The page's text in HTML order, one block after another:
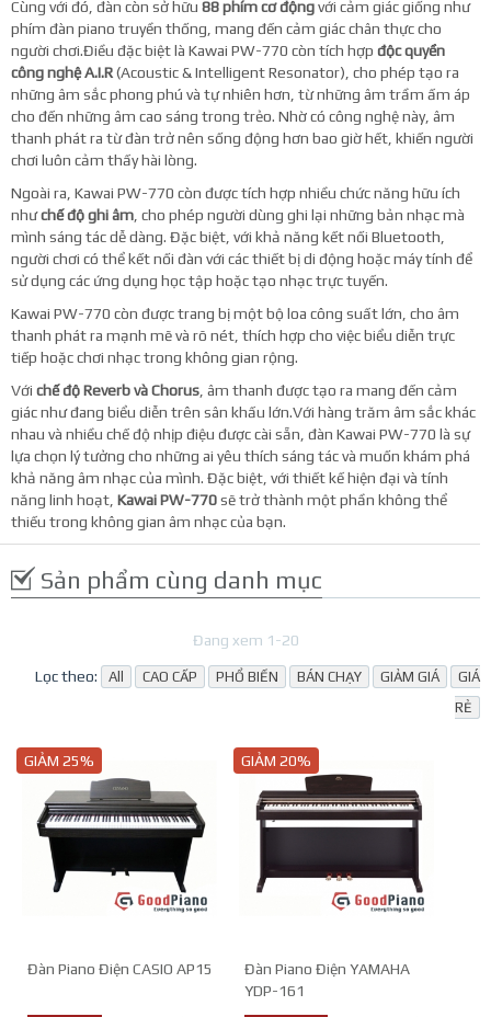
Cùng với đó, đàn còn sở hữu 88 phím cơ độngvới cảm giác giống như
phím đàn piano truyền thống, mang đến cảm giác chân thực cho
người chơi.Điều đặc biệt là Kawai PW-770 còn tích hợp độc quyền
công nghệ A.I.R(Acoustic & Intelligent Resonator), cho phép tạo ra
những âm sắc phong phú và tự nhiên hơn, từ những âm trầm ấm áp
cho đến những âm cao sáng trong trẻo. Nhờ có công nghệ này, âm
thanh phát ra từ đàn trở nên sống động hơn bao giờ hết, khiến người
chơi luôn cảm thấy hài lòng.
Ngoài ra, Kawai PW-770 còn được tích hợp nhiều chức năng hữu ích
nhưchế độ ghi âm, cho phép người dùng ghi lại những bản nhạc mà
mình sáng tác dễ dàng. Đặc biệt, với khả năng kết nối Bluetooth,
người chơi có thể kết nối đàn với các thiết bị di động hoặc máy tính để
sử dụng các ứng dụng học tập hoặc tạo nhạc trực tuyến.
Kawai PW-770 còn được trang bị một bộ loa công suất lớn, cho âm
thanh phát ra mạnh mẽ và rõ nét, thích hợp cho việc biểu diễn trực
tiếp hoặc chơi nhạc trong không gian rộng.
Với chế độ Reverb và Chorus, âm thanh được tạo ra mang đến cảm
giác như đang biểu diễn trên sân khấu lớn.Với hàng trăm âm sắc khác
nhau và nhiều chế độ nhịp điệu được cài sẵn, đàn Kawai PW-770 là sự
lựa chọn lý tưởng cho những ai yêu thích sáng tác và muốn khám phá
khả năng âm nhạc của mình. Đặc biệt, với thiết kế hiện đại và tính
năng linh hoạt, Kawai PW-770sẽ trở thành một phần không thể
thiếu trong không gian âm nhạc của bạn.
Sản phẩm cùng danh mục
Đang xem 1-20
Lọc theo: All CAO CẤP PHỔ BIẾN BÁN CHẠY GIẢM GIÁ
GIÁ
RẺ
GIẢM 25%
Đàn Piano Điện CASIO AP15
GIẢM 20%
Đàn Piano Điện YAMAHA
YDP-161